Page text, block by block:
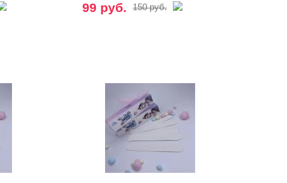
99 руб. 150 руб.